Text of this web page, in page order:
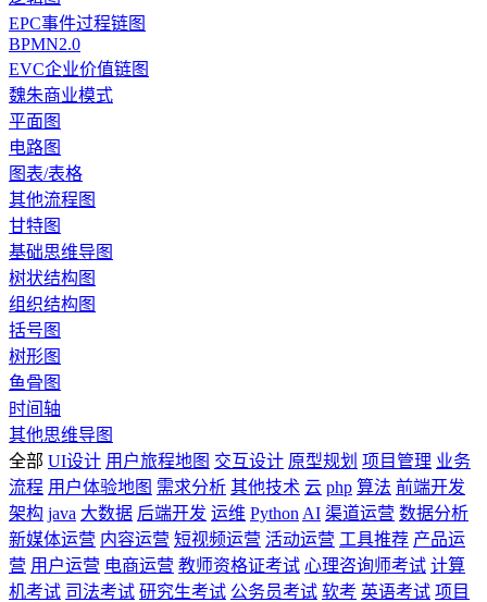
EPC事件过程链图
BPMN2.0
EVC企业价值链图
魏朱商业模式
平面图
电路图
图表/表格
其他流程图
甘特图
基础思维导图
树状结构图
组织结构图
括号图
树形图
鱼骨图
时间轴
其他思维导图
全部 UI设计 用户旅程地图 交互设计 原型规划 项目管理 业务
流程 用户体验地图 需求分析 其他技术 云 php 算法 前端开发
架构 java 大数据 后端开发 运维 Python AI 渠道运营 数据分析
新媒体运营 内容运营 短视频运营 活动运营 工具推荐 产品运
营 用户运营 电商运营 教师资格证考试 心理咨询师考试 计算
机考试 司法考试 研究生考试 公务员考试 软考 英语考试 项目